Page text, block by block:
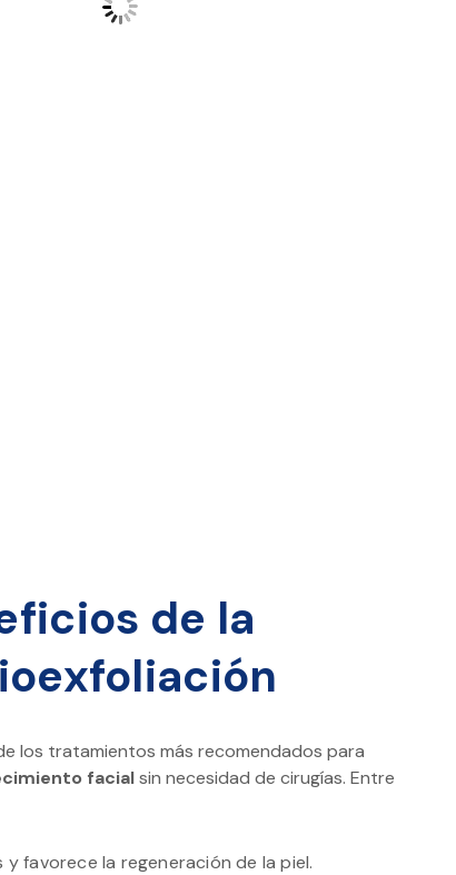
de la
los tratamientos más recomendados para
facialsin necesidad de cirugías. Entre
y favorece la regeneración de la piel.